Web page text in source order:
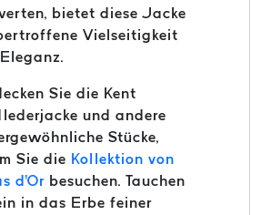
bietet diese Jacke
Vielseitigkeit
Sie die Kent
und andere
Stücke,
Sie die Kollektion von
d'Or besuchen. Tauchen
in das Erbe feiner